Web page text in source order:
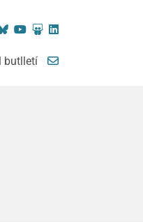
BlueskyYouTube
SlideShare
LinkedIn
butlletí